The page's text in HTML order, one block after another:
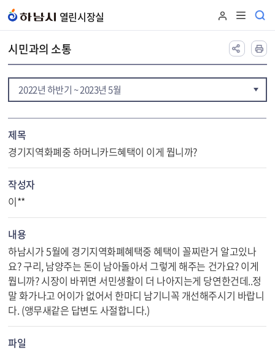
열린시장실
시민과의 소통
2022년 하반기 ~ 2023년 5월
제목
경기지역화폐중 하머니카드혜택이 이게 뭡니까?
작성자
이**
내용
하남시가 5월에 경기지역화폐혜택중 혜택이 꼴찌란거 알고있나
요? 구리, 남양주는 돈이 남아돌아서 그렇게 해주는 건가요? 이게
뭡니까? 시장이 바뀌면 서민생활이 더 나아지는게 당연한건데..정
말 화가나고 어이가 없어서 한마디 남기니꼭 개선해주시기 바랍니
다. (앵무새같은 답변도 사절합니다.)
파일